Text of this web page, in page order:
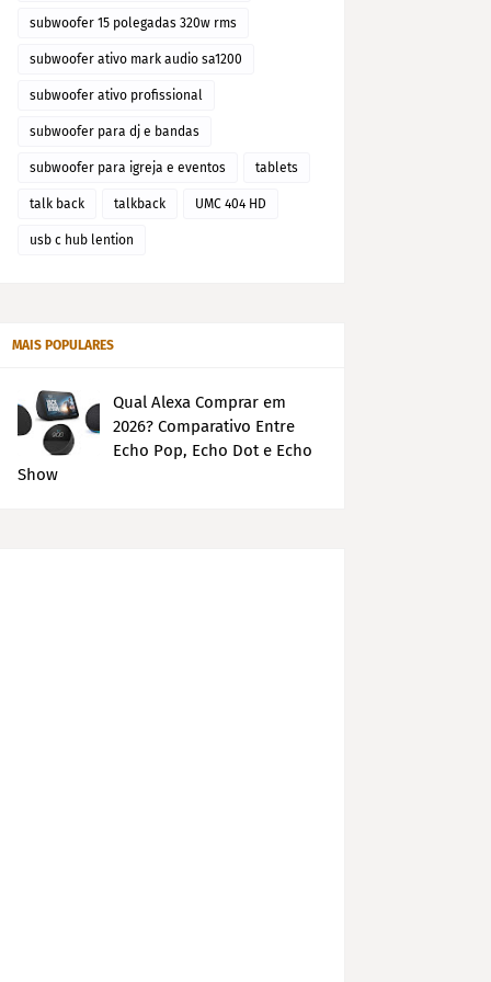
subwoofer 15 polegadas 320w rms
subwoofer ativo mark audio sa1200
subwoofer ativo profissional
subwoofer para dj e bandas
subwoofer para igreja e eventos tablets
talk back talkback UMC 404 HD
usb c hub lention
MAIS POPULARES
Qual Alexa Comprar em
2026? Comparativo Entre
Echo Pop, Echo Dot e Echo
Show